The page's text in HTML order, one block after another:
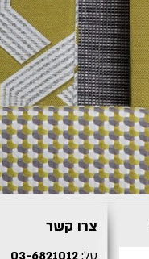
צרו קשר
טל: 03-6821012